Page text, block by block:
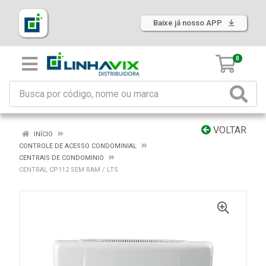
Baixe já nosso APP
0
VOLTAR
INÍCIO
CONTROLE DE ACESSO CONDOMINIAL
CENTRAIS DE CONDOMINIO
CENTRAL CP112 SEM RAM / LTS